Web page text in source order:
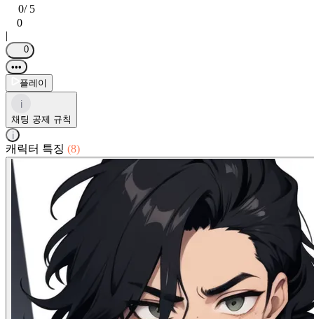
0/ 5
0
|
0
•••
플레이
i
채팅 공제 규칙
i
캐릭터 특징 (8)